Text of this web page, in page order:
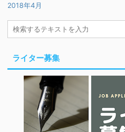
2018年4月
ライター募集